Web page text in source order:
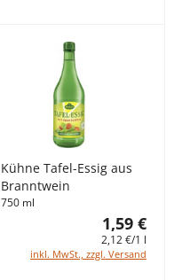
Kühne Tafel-Essig aus
Branntwein
750 ml
1,59 €
2,12 €/1 l
inkl. MwSt., zzgl. Versand